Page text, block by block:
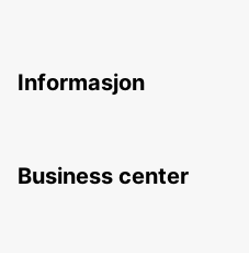
Informasjon
Business center